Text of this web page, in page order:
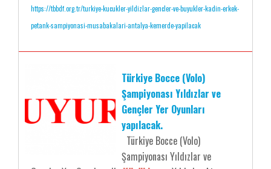
https://tbbdf.org.tr/turkiye-kucukler-yildizlar-gencler-ve-buyukler-kadin-erkek-
petank-sampiyonasi-musabakalari-antalya-kemerde-yapilacak
Türkiye Bocce (Volo)
Şampiyonası Yıldızlar ve
Gençler Yer Oyunları
yapılacak.
Türkiye Bocce (Volo)
Şampiyonası Yıldızlar ve